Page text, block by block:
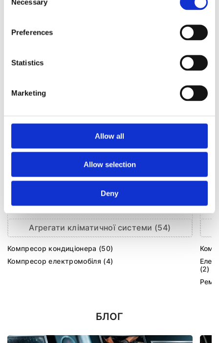
Selection
Necessary
Preferences
Statistics
Marketing
Allow all
Allow selection
Deny
Агрегати кліматичної системи (54)
Компресор кондиціонера (50)
Компресор електромобіля (4)
(2)
БЛОГ